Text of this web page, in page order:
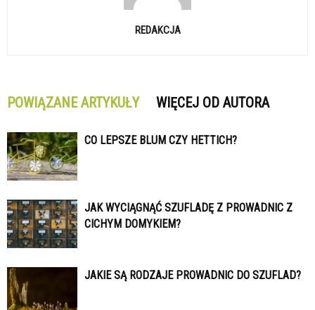
REDAKCJA
POWIĄZANE ARTYKUŁY WIĘCEJ OD AUTORA
CO LEPSZE BLUM CZY HETTICH?
JAK WYCIĄGNĄĆ SZUFLADĘ Z PROWADNIC Z
CICHYM DOMYKIEM?
JAKIE SĄ RODZAJE PROWADNIC DO SZUFLAD?